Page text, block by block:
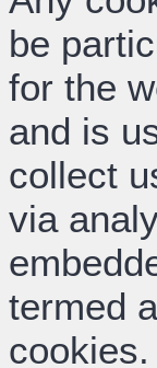
be
for the
and is
collect
via
termed